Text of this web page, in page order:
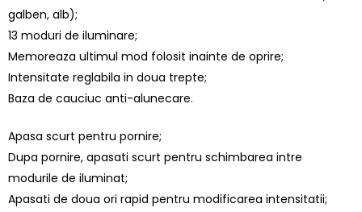
galben, alb);
13 moduri de iluminare;
Memoreaza ultimul mod folosit inainte de oprire;
Intensitate reglabila in doua trepte;
Baza de cauciuc anti-alunecare.
Apasa scurt pentru pornire;
Dupa pornire, apasati scurt pentru schimbarea intre
modurile de iluminat;
Apasati de doua ori rapid pentru modificarea intensitatii;